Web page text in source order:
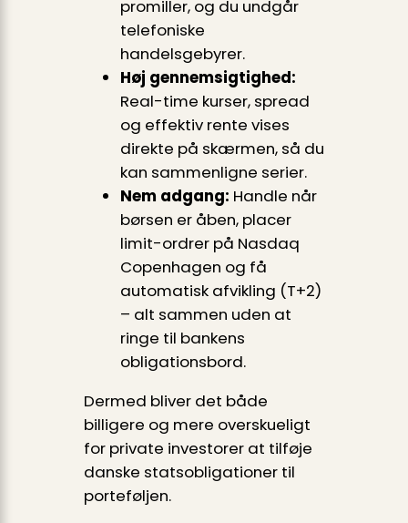
promiller, og du undgår
telefoniske
handelsgebyrer.
Høj gennemsigtighed:
Real-time kurser, spread
og effektiv rente vises
direkte på skærmen, så du
kan sammenligne serier.
Nem adgang: Handle når
børsen er åben, placer
limit-ordrer på Nasdaq
Copenhagen og få
automatisk afvikling (T+2)
– alt sammen uden at
ringe til bankens
obligationsbord.
Dermed bliver det både
billigere og mere overskueligt
for private investorer at tilføje
danske statsobligationer til
porteføljen.